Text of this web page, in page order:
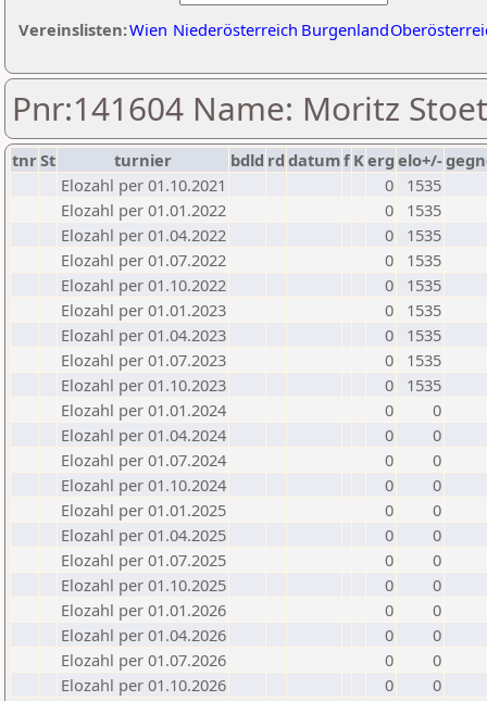
Vereinslisten:Wien Niederösterreich Burgenland
Pnr:141604 Name: Moritz
tnrSt turnier bdld rd datumf Kerg elo+/-
Elozahl per 01.10.2021
0
1535
Elozahl per 01.01.2022
0
1535
Elozahl per 01.04.2022
0
1535
Elozahl per 01.07.2022
0
1535
Elozahl per 01.10.2022
0
1535
Elozahl per 01.01.2023
0
1535
Elozahl per 01.04.2023
0
1535
Elozahl per 01.07.2023
0
1535
Elozahl per 01.10.2023
0
1535
Elozahl per 01.01.2024
0
0
Elozahl per 01.04.2024
0
0
Elozahl per 01.07.2024
0
0
Elozahl per 01.10.2024
0
0
Elozahl per 01.01.2025
0
0
Elozahl per 01.04.2025
0
0
Elozahl per 01.07.2025
0
0
Elozahl per 01.10.2025
0
0
Elozahl per 01.01.2026
0
0
Elozahl per 01.04.2026
0
0
Elozahl per 01.07.2026
0
0
Elozahl per 01.10.2026
0 0